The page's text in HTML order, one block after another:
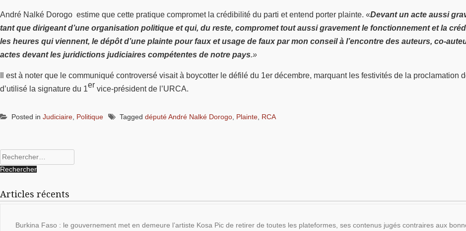
André Nalké Dorogo estime que cette pratique compromet la crédibilité du parti et entend porter plainte. «Devant un acte aussi
tant que dirigeant d’une organisation politique et qui, du reste, compromet tout aussi gravement le fonctionnement et la
les heures qui viennent, le dépôt d’une plainte pour faux et usage de faux par mon conseil à l’encontre des auteurs, co-
actes devant les juridictions judiciaires compétentes de notre pays.»
Il est à noter que le communiqué controversé visait à boycotter le défilé du 1er décembre, marquant les festivités de la
d’utilisé la signature du 1er vice-président de l’URCA.
Posted in Judiciaire Politique Tagged député André Nalké Dorogo Plainte RCA
Rechercher :
Articles récents
Burkina Faso : le gouvernement met en demeure l’artiste Kosa Pic de retirer de toutes les plateformes, ses contenus jugés contraires aux